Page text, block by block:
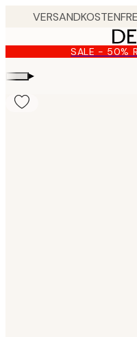
content.
SALE - 50%
▸